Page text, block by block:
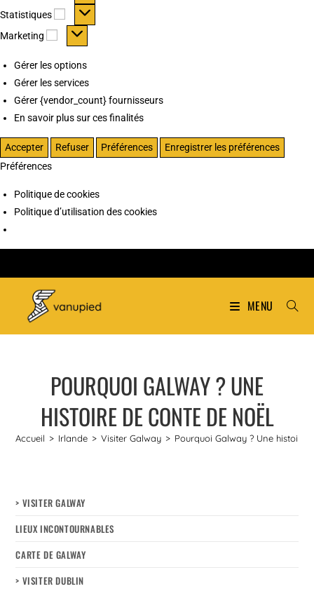
Statistiques Statistiques
Marketing Marketing
Gérer les options
Gérer les services
Gérer {vendor_count} fournisseurs
En savoir plus sur ces finalités
Accepter Refuser Préférences
Enregistrer les préférences
Préférences
Politique de cookies
Politique d’utilisation des cookies
MENU
POURQUOI GALWAY ? UNE
HISTOIRE DE CONTE DE NOËL
Accueil > Irlande > Visiter Galway > Pourquoi Galway ? Une histoire
> VISITER GALWAY
LIEUX INCONTOURNABLES
CARTE DE GALWAY
> VISITER DUBLIN